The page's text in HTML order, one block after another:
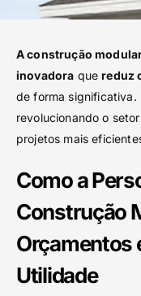
A construção
inovadora quereduz
de forma significativa.
revolucionando o
projetos mais
Como a
Construção
Orçamentos
Utilidade